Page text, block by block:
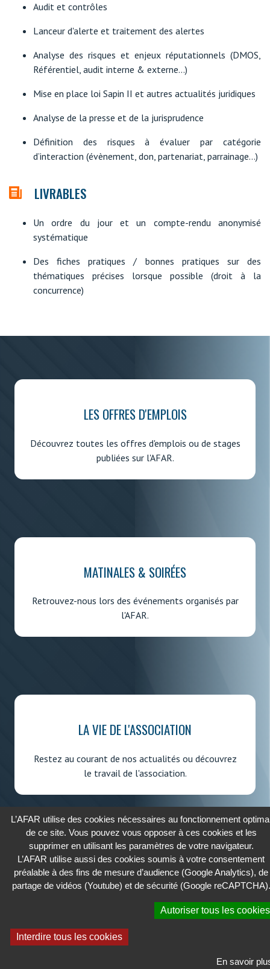
Audit et contrôles
Lanceur d'alerte et traitement des alertes
Analyse des risques et enjeux réputationnels (DMOS,
Référentiel, audit interne & externe...)
Mise en place loi Sapin II et autres actualités juridiques
Analyse de la presse et de la jurisprudence
Définition des risques à évaluer par catégorie
d’interaction (évènement, don, partenariat, parrainage...)
LIVRABLES
Un ordre du jour et un compte-rendu anonymisé
systématique
Des fiches pratiques / bonnes pratiques sur des
thématiques précises lorsque possible (droit à la
concurrence)
LES OFFRES D'EMPLOIS
Découvrez toutes les offres d'emplois ou de stages
publiées sur l'AFAR.
MATINALES & SOIRÉES
Retrouvez-nous lors des événements organisés par
l'AFAR.
LA VIE DE L'ASSOCIATION
Restez au courant de nos actualités ou découvrez
le travail de l'association.
2026 - AFAR
ASSOCIATION FRANÇAISE DES AFFAIRES RÉGLEMENTAIRES
Confidentialité
Mentions légales
L’AFAR utilise des cookies nécessaires au fonctionnement
de ce site. Vous pouvez vous opposer à ces cookies et les
supprimer en utilisant les paramètres de votre navigateur.
L’AFAR utilise aussi des cookies soumis à votre consentement
préalable à des fins de mesure d’audience (Google Analytics), de
partage de vidéos (Youtube) et de sécurité (Google reCAPTCHA).
Autoriser tous les cookies
Interdire tous les cookies
En savoir